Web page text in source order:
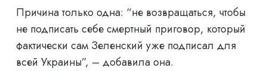
Причина только одна: “не возвращаться, чтобы
не подписать себе смертный приговор, который
фактически сам Зеленский уже подписал для
всей Украины”, – добавила она.